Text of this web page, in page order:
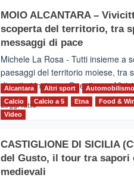
Torna
la
Supermaratona
MOIO ALCANTARA –
scoperta del territorio, tra
messaggi di pace
Michele La Rosa - Tutti insieme a
paesaggi del territorio moiese, tra
divertirsi insieme. Quest'anno
Leggi tuttoLeggi
MOIO
ALCANTARA
–
Alcantara Altri sport Automobilismo
Calcio
Calcio a 5 Etna Food &
Video
CASTIGLIONE DI SICILIA
del Gusto, il tour tra sapori
medievali